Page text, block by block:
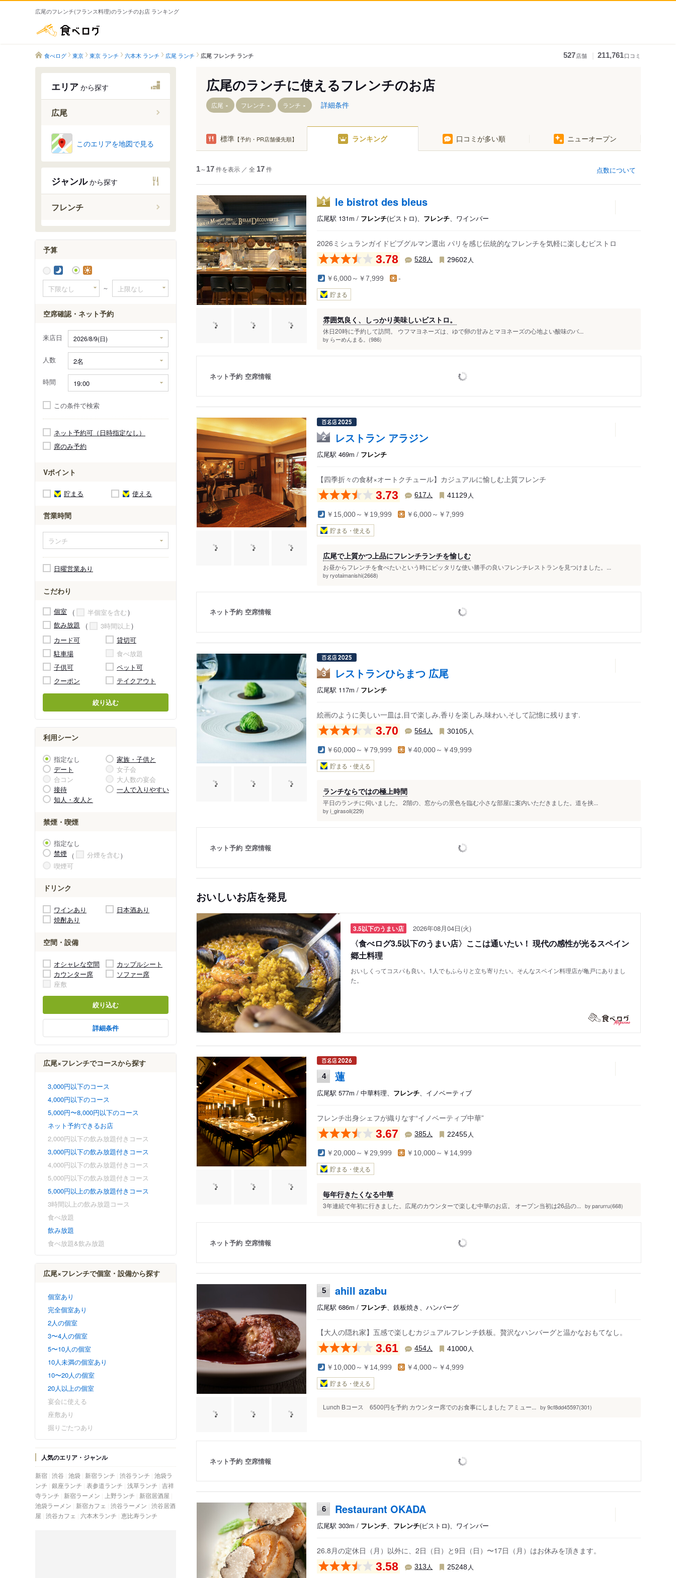
広尾のフレンチ(フランス料理)のランチのお店 ランキング
食べログ 東京 東京 ランチ 六本木 ランチ 広尾 ランチ 広尾 フレンチ ランチ 527店舗 211,761口コミ
エリア から探す
広尾
広尾駅
このエリアを地図で見る
ジャンルから探す
フレンチ
予算
～
空席確認・ネット予約
来店日
人数
時間
この条件で検索
ネット予約可（日時指定なし）
席のみ予約
Vポイント
貯まる 使える
営業時間
日曜営業あり
こだわり
個室
半個室を含む
飲み放題
3時間以上
カード可
貸切可
駐車場
食べ放題
子供可
ペット可
クーポン
テイクアウト
絞り込む
利用シーン
指定なし
家族・子供と
デート
女子会
合コン
大人数の宴会
接待
一人で入りやすい
知人・友人と
禁煙・喫煙
指定なし
禁煙
分煙を含む
喫煙可
ドリンク
ワインあり
日本酒あり
焼酎あり
空間・設備
オシャレな空間
カップルシート
カウンター席
ソファー席
座敷
絞り込む
詳細条件
広尾×フレンチでコースから探す
3,000円以下のコース
4,000円以下のコース
5,000円〜8,000円以下のコース
ネット予約できるお店
2,000円以下の飲み放題付きコース
3,000円以下の飲み放題付きコース
4,000円以下の飲み放題付きコース
5,000円以下の飲み放題付きコース
5,000円以上の飲み放題付きコース
3時間以上の飲み放題コース
食べ放題
飲み放題
食べ放題&飲み放題
広尾×フレンチで個室・設備から探す
個室あり
完全個室あり
2人の個室
3〜4人の個室
5〜10人の個室
10人未満の個室あり
10〜20人の個室
20人以上の個室
宴会に使える
座敷あり
掘りごたつあり
人気のエリア・ジャンル
新宿 渋谷 池袋 新宿ランチ 渋谷ランチ 池袋ラ
ンチ 銀座ランチ 表参道ランチ 浅草ランチ 吉祥
寺ランチ
新宿ラーメン 上野ランチ
新宿居酒屋
池袋ラーメン
新宿カフェ 渋谷ラーメン 渋谷居酒
屋 渋谷カフェ 六本木ランチ 恵比寿ランチ
広尾のランチに使えるフレンチのお店
広尾 フレンチ ランチ 詳細条件
標準【予約・PR店舗優先順】 ランキング 口コミが多い順 ニューオープン
点数について
1～17件を表示 ／ 全 17件
1 le bistrot des bleus
広尾駅 131m / フレンチ(ビストロ)、 フレンチ、ワインバー
2026ミシュランガイドビブグルマン選出 パリを感じ伝統的なフレンチを気軽に楽しむビストロ
3.78 528人 29602 人
￥6,000～￥7,999 -
貯まる
雰囲気良く、しっかり美味しいビストロ。
休日20時に予約して訪問。 ウフマヨネーズは、ゆで卵の甘みとマヨネーズの心地よい酸味のバ...
by らーめんまる。(986)
ネット予約 空席情報
2 レストラン アラジン
広尾駅 469m / フレンチ
【四季折々の食材×オートクチュール】カジュアルに愉しむ上質フレンチ
3.73 617人 41129 人
￥15,000～￥19,999 ￥6,000～￥7,999
貯まる・使える
広尾で上質かつ上品にフレンチランチを愉しむ
お昼からフレンチを食べたいという時にピッタリな使い勝手の良いフレンチレストランを見つけました。...
by ryotaimanishi(2668)
ネット予約 空席情報
3 レストランひらまつ 広尾
広尾駅 117m / フレンチ
絵画のように美しい一皿は,目で楽しみ,香りを楽しみ,味わい,そして記憶に残ります.
3.70 564人 30105 人
￥60,000～￥79,999 ￥40,000～￥49,999
貯まる・使える
ランチならではの極上時間
平日のランチに伺いました。 2階の、窓からの景色を臨む小さな部屋に案内いただきました。道を挟...
by i_girasoli(229)
ネット予約 空席情報
おいしいお店を発見
3.5以下のうまい店 2026年08月04日(火)
〈食べログ3.5以下のうまい店〉ここは通いたい！ 現代の感性が光るスペイン
郷土料理
おいしくってコスパも良い。1人でもふらりと立ち寄りたい。そんなスペイン料理店が亀戸にありまし
た。
4 蓮
広尾駅 577m / 中華料理、 フレンチ、イノベーティブ
フレンチ出身シェフが織りなす“イノベーティブ中華”
3.67 385人 22455 人
￥20,000～￥29,999 ￥10,000～￥14,999
貯まる・使える
毎年行きたくなる中華
3年連続で年初に行きました。広尾のカウンターで楽しむ中華のお店。 オープン当初は26品の... by parurru(668)
ネット予約 空席情報
5 ahill azabu
広尾駅 686m / フレンチ、鉄板焼き、ハンバーグ
【大人の隠れ家】五感で楽しむカジュアルフレンチ鉄板。贅沢なハンバーグと温かなおもてなし。
3.61 454人 41000 人
￥10,000～￥14,999 ￥4,000～￥4,999
貯まる・使える
Lunch Bコース 6500円を予約 カウンター席でのお食事にしました アミュー... by 9cf8dd45597(301)
ネット予約 空席情報
6 Restaurant OKADA
広尾駅 303m / フレンチ、 フレンチ(ビストロ)、ワインバー
26.8月の定休日（月）以外に、2日（日）と9日（日）〜17日（月）はお休みを頂きます。
3.58 313 人 25248 人